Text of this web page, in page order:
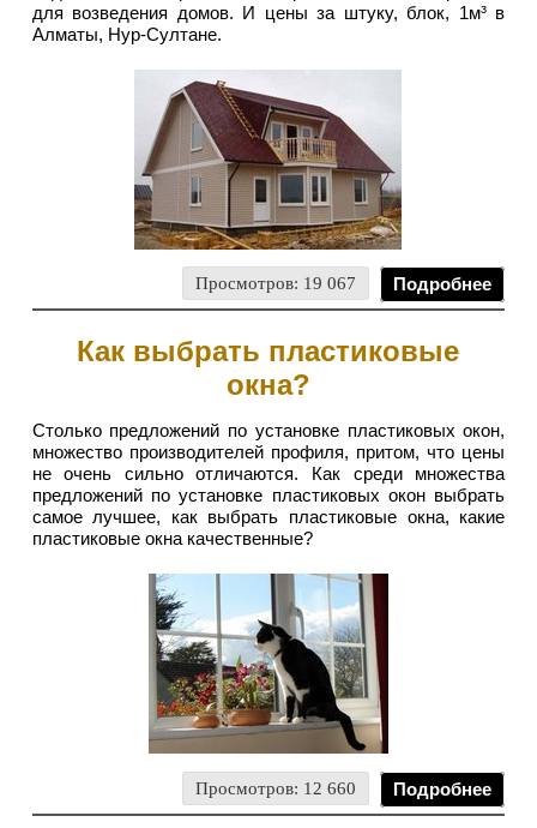
для возведения домов. И цены за штуку, блок, 1м³ в
Алматы, Нур-Султане.
Просмотров: 19 067 Подробнее
Как выбрать пластиковые
окна?
Столько предложений по установке пластиковых окон,
множество производителей профиля, притом, что цены
не очень сильно отличаются. Как среди множества
предложений по установке пластиковых окон выбрать
самое лучшее, как выбрать пластиковые окна, какие
пластиковые окна качественные?
Просмотров: 12 660 Подробнее